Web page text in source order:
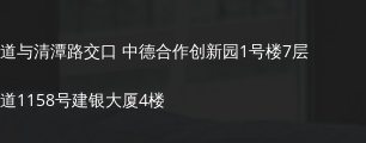
与清潭路交口 中德合作创新园1号楼7层
1158号建银大厦4楼